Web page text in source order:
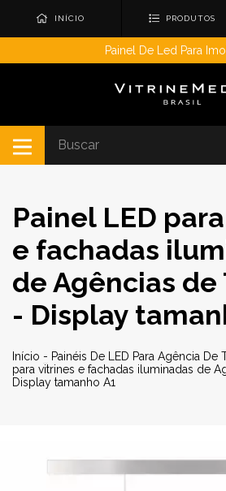
INÍCIO PRODUTOS
Painel De Led Para
Painel LED
e fachadas
de Agências de
- Display
Início - Painéis De LED Para Agência De
para vitrines e fachadas iluminadas de
Display tamanho A1